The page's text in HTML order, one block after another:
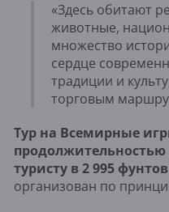
«Здесь обитают
животные,
множество
сердце
традиции и
торговым
Тур на Всемирные
продолжительностью
туристу в 2 995
организован по